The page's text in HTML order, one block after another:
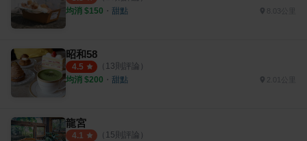
均消 $150 ・ 甜點
昭和58
4.5 （ 13則評論）
均消 $200 ・ 甜點
龍宮
4.1 （ 15則評論）